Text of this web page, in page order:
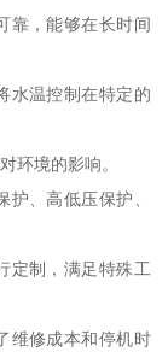
靠，能够在长时间
水温控制在特定的
环境的影响。
、高低压保护、
定制，满足特殊工
维修成本和停机时